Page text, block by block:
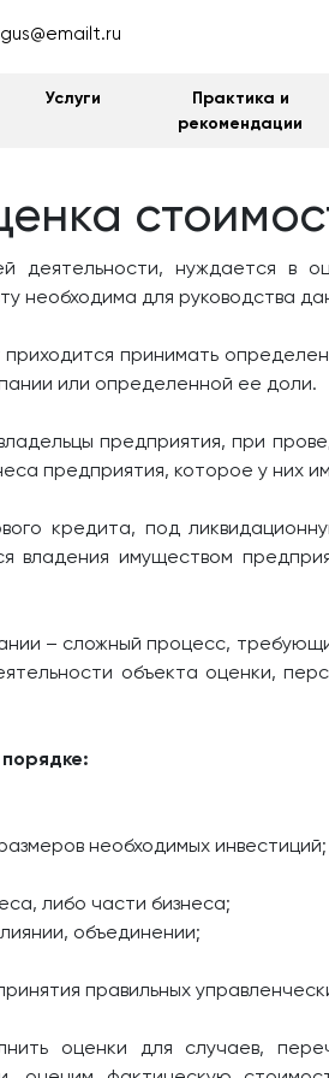
Услуги
Практика и
рекомендации
деятельности, нуждается в
необходима для руководства
принимать
или определенной ее доли.
предприятия, при
предприятия, которое у них
кредита, под
владения имуществом
– сложный процесс,
объекта оценки,
необходимых инвестиций;
либо части бизнеса;
объединении;
правильных
оценки для случаев,